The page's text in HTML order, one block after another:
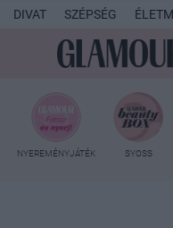
DIVAT SZÉPSÉG
NYEREMÉNYJÁTÉK SYOSS